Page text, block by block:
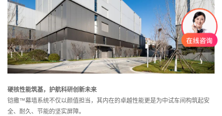
硬核性能筑基，护航科研创新未来
铠撒™幕墙系统不仅以颜值担当，其内在的卓越性能更是为中试车间构筑起安
全、耐久、节能的坚实屏障。